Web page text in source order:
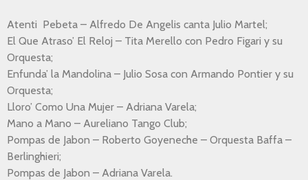
Atenti Pebeta – Alfredo De Angelis canta Julio Martel;
El Que Atraso’ El Reloj – Tita Merello con Pedro Figari y su
Orquesta;
Enfunda’ la Mandolina – Julio Sosa con Armando Pontier y su
Orquesta;
Lloro’ Como Una Mujer – Adriana Varela;
Mano a Mano – Aureliano Tango Club;
Pompas de Jabon – Roberto Goyeneche – Orquesta Baffa –
Berlinghieri;
Pompas de Jabon – Adriana Varela.